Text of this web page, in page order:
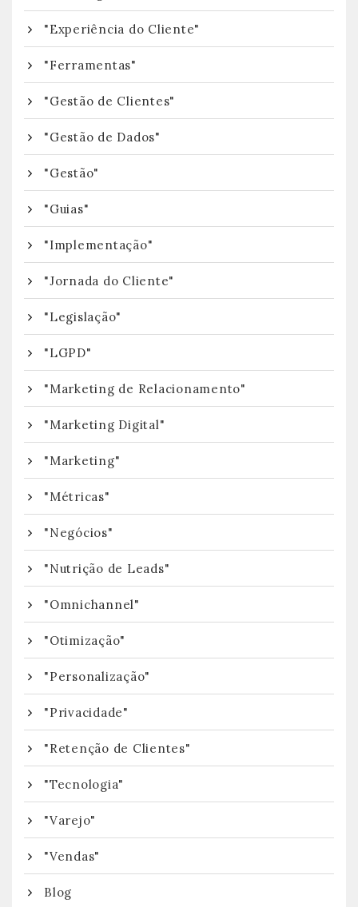
"Experiência do Cliente"
"Ferramentas"
"Gestão de Clientes"
"Gestão de Dados"
"Gestão"
"Guias"
"Implementação"
"Jornada do Cliente"
"Legislação"
"LGPD"
"Marketing de Relacionamento"
"Marketing Digital"
"Marketing"
"Métricas"
"Negócios"
"Nutrição de Leads"
"Omnichannel"
"Otimização"
"Personalização"
"Privacidade"
"Retenção de Clientes"
"Tecnologia"
"Varejo"
"Vendas"
Blog